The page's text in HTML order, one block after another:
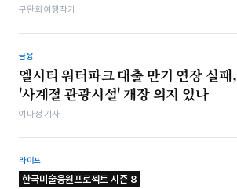
구완회 여행작가
금융
엘시티 워터파크 대출 만기 연장 실패,
'사계절 관광시설' 개장 의지 있나
여다정 기자
라이프
한국미술응원프로젝트 시즌 8